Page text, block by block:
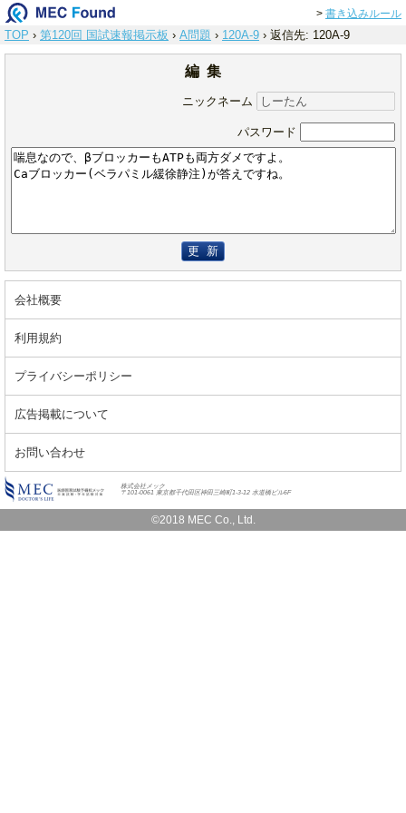
> 書き込みルール
TOP › 第120回 国試速報掲示板 › A問題 › 120A-9 › 返信先: 120A-9
編 集
ニックネーム
パスワード
更 新
会社概要
利用規約
プライバシーポリシー
広告掲載について
お問い合わせ
株式会社メック
〒101-0061 東京都千代田区神田三崎町1-3-12 水道橋ビル6F
©2018 MEC Co., Ltd.